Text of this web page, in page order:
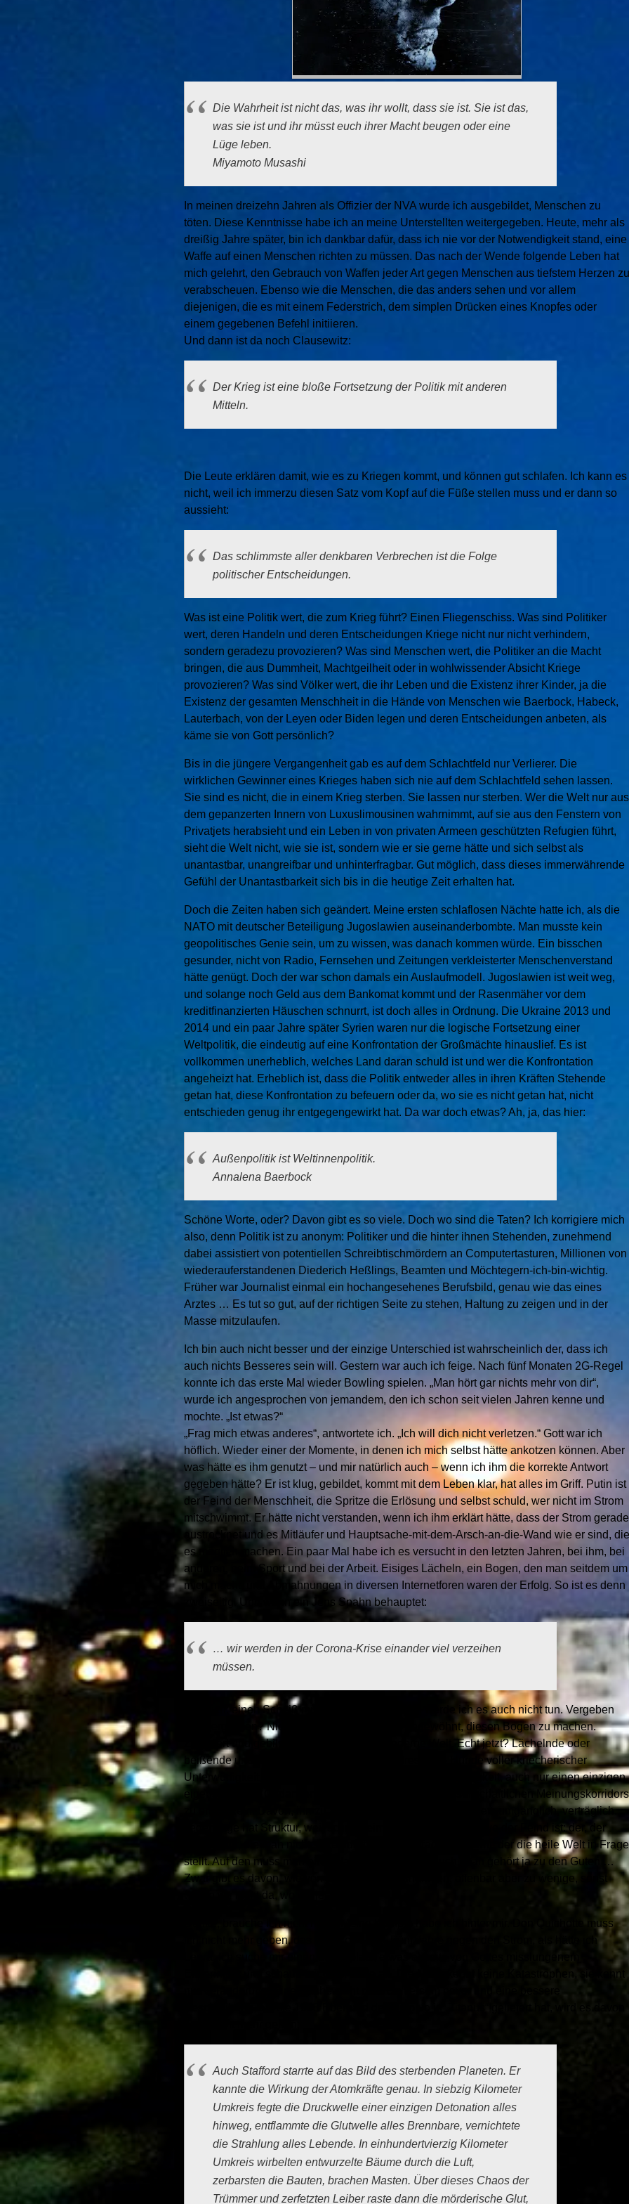
Die Wahrheit ist nicht das, was ihr wollt, dass sie ist. Sie ist das,
was sie ist und ihr müsst euch ihrer Macht beugen oder eine
Lüge leben.
Miyamoto Musashi
In meinen dreizehn Jahren als Offizier der NVA wurde ich ausgebildet, Menschen zu
töten. Diese Kenntnisse habe ich an meine Unterstellten weitergegeben. Heute, mehr als
dreißig Jahre später, bin ich dankbar dafür, dass ich nie vor der Notwendigkeit stand, eine
Waffe auf einen Menschen richten zu müssen. Das nach der Wende folgende Leben hat
mich gelehrt, den Gebrauch von Waffen jeder Art gegen Menschen aus tiefstem Herzen zu
verabscheuen. Ebenso wie die Menschen, die das anders sehen und vor allem
diejenigen, die es mit einem Federstrich, dem simplen Drücken eines Knopfes oder
einem gegebenen Befehl initiieren.
Und dann ist da noch Clausewitz:
Der Krieg ist eine bloße Fortsetzung der Politik mit anderen
Mitteln.
Die Leute erklären damit, wie es zu Kriegen kommt, und können gut schlafen. Ich kann es
nicht, weil ich immerzu diesen Satz vom Kopf auf die Füße stellen muss und er dann so
aussieht:
Das schlimmste aller denkbaren Verbrechen ist die Folge
politischer Entscheidungen.
Was ist eine Politik wert, die zum Krieg führt? Einen Fliegenschiss. Was sind Politiker
wert, deren Handeln und deren Entscheidungen Kriege nicht nur nicht verhindern,
sondern geradezu provozieren? Was sind Menschen wert, die Politiker an die Macht
bringen, die aus Dummheit, Machtgeilheit oder in wohlwissender Absicht Kriege
provozieren? Was sind Völker wert, die ihr Leben und die Existenz ihrer Kinder, ja die
Existenz der gesamten Menschheit in die Hände von Menschen wie Baerbock, Habeck,
Lauterbach, von der Leyen oder Biden legen und deren Entscheidungen anbeten, als
käme sie von Gott persönlich?
Bis in die jüngere Vergangenheit gab es auf dem Schlachtfeld nur Verlierer. Die
wirklichen Gewinner eines Krieges haben sich nie auf dem Schlachtfeld sehen lassen.
Sie sind es nicht, die in einem Krieg sterben. Sie lassen nur sterben. Wer die Welt nur aus
dem gepanzerten Innern von Luxuslimousinen wahrnimmt, auf sie aus den Fenstern von
Privatjets herabsieht und ein Leben in von privaten Armeen geschützten Refugien führt,
sieht die Welt nicht, wie sie ist, sondern wie er sie gerne hätte und sich selbst als
unantastbar, unangreifbar und unhinterfragbar. Gut möglich, dass dieses immerwährende
Gefühl der Unantastbarkeit sich bis in die heutige Zeit erhalten hat.
Doch die Zeiten haben sich geändert. Meine ersten schlaflosen Nächte hatte ich, als die
NATO mit deutscher Beteiligung Jugoslawien auseinanderbombte. Man musste kein
geopolitisches Genie sein, um zu wissen, was danach kommen würde. Ein bisschen
gesunder, nicht von Radio, Fernsehen und Zeitungen verkleisterter Menschenverstand
hätte genügt. Doch der war schon damals ein Auslaufmodell. Jugoslawien ist weit weg,
und solange noch Geld aus dem Bankomat kommt und der Rasenmäher vor dem
kreditfinanzierten Häuschen schnurrt, ist doch alles in Ordnung. Die Ukraine 2013 und
2014 und ein paar Jahre später Syrien waren nur die logische Fortsetzung einer
Weltpolitik, die eindeutig auf eine Konfrontation der Großmächte hinauslief. Es ist
vollkommen unerheblich, welches Land daran schuld ist und wer die Konfrontation
angeheizt hat. Erheblich ist, dass die Politik entweder alles in ihren Kräften Stehende
getan hat, diese Konfrontation zu befeuern oder da, wo sie es nicht getan hat, nicht
entschieden genug ihr entgegengewirkt hat. Da war doch etwas? Ah, ja, das hier:
Außenpolitik ist Weltinnenpolitik.
Annalena Baerbock
Schöne Worte, oder? Davon gibt es so viele. Doch wo sind die Taten? Ich korrigiere mich
also, denn Politik ist zu anonym: Politiker und die hinter ihnen Stehenden, zunehmend
dabei assistiert von potentiellen Schreibtischmördern an Computertasturen, Millionen von
wiederauferstandenen Diederich Heßlings, Beamten und Möchtegern-ich-bin-wichtig.
Früher war Journalist einmal ein hochangesehenes Berufsbild, genau wie das eines
Arztes … Es tut so gut, auf der richtigen Seite zu stehen, Haltung zu zeigen und in der
Masse mitzulaufen.
Ich bin auch nicht besser und der einzige Unterschied ist wahrscheinlich der, dass ich
auch nichts Besseres sein will. Gestern war auch ich feige. Nach fünf Monaten 2G-Regel
konnte ich das erste Mal wieder Bowling spielen. „Man hört gar nichts mehr von dir“,
wurde ich angesprochen von jemandem, den ich schon seit vielen Jahren kenne und
mochte. „Ist etwas?“
„Frag mich etwas anderes“, antwortete ich. „Ich will dich nicht verletzen.“ Gott war ich
höflich. Wieder einer der Momente, in denen ich mich selbst hätte ankotzen können. Aber
was hätte es ihm genutzt – und mir natürlich auch – wenn ich ihm die korrekte Antwort
gegeben hätte? Er ist klug, gebildet, kommt mit dem Leben klar, hat alles im Griff. Putin ist
der Feind der Menschheit, die Spritze die Erlösung und selbst schuld, wer nicht im Strom
mitschwimmt. Er hätte nicht verstanden, wenn ich ihm erklärt hätte, dass der Strom gerade
austrocknet und es Mitläufer und Hauptsache-mit-dem-Arsch-an-die-Wand wie er sind, die
es möglich machen. Ein paar Mal habe ich es versucht in den letzten Jahren, bei ihm, bei
anderen, beim Sport und bei der Arbeit. Eisiges Lächeln, ein Bogen, den man seitdem um
mich macht, und Abmahnungen in diversen Internetforen waren der Erfolg. So ist es denn
zweiseitig. Und wenn ein Jens Spahn behauptet:
… wir werden in der Corona-Krise einander viel verzeihen
müssen.
sage ich: einen Scheiß muss ich und deswegen werde ich es auch nicht tun. Vergeben
und vergessen? Niemals! Ich habe mir auch angewöhnt, diesen Bogen zu machen.
Zivilisiert und gebildet schimpft sich die moderne Welt. Echt jetzt? Lächelnde oder
beißende und bellende, aber in jedem Fall dressierte Hunde voller kriecherischer
Unterwürfigkeit, vorauseilendem Gehorsam und der Unfähigkeit, auch nur einen einzigen
eigenständigen Gedanken außerhalb des erlaubten gesellschaftlichen Meinungskorridors
zu entwickeln. Davon, ihn zu äußern, ganz zu schweigen. Nett, umgänglich, verträglich.
Jeder Tage hat Struktur, weil schon beim Aufwachen klar ist, wo der Feind ist: der, der
Dinge sagt, die man nicht sagen darf; der hinterfragt, der warnt, der die heile Welt in Frage
stellt. Auf den muss man einschlagen, darf man ja auch, man gehört ja zu den Guten …
Zwar gibt es davon, wie von jeder Regel, Ausnahmen, offenbar aber zu wenige, sonst
wären wir nicht da, wo wir jetzt sind.
Danke, brauche ich nicht mehr. Meine Kämpfe habe ich hinter mir. Don Quichotte muss
ich nicht mehr geben, das hatte ich 1985. Fünf Jahre gegen den Strom, als hätte ich
Experiment und schaue mir das Finale an. Die Natur kennt keine Katastrophen, sie kennt
Auch Stafford starrte auf das Bild des sterbenden Planeten. Er
kannte die Wirkung der Atomkräfte genau. In siebzig Kilometer
Umkreis fegte die Druckwelle einer einzigen Detonation alles
hinweg, entflammte die Glutwelle alles Brennbare, vernichtete
die Strahlung alles Lebende. In einhundertvierzig Kilometer
Umkreis wirbelten entwurzelte Bäume durch die Luft,
zerbarsten die Bauten, brachen Masten. Über dieses Chaos der
Trümmer und zerfetzten Leiber raste dann die mörderische Glut,